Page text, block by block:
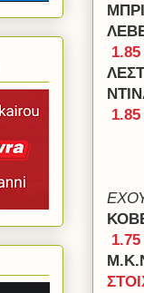
1.85
1.85
1.75